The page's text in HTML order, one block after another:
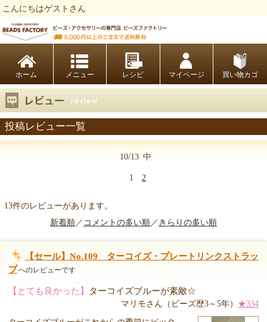
こんにちはゲストさん
ホーム レシピ マイページ 買い物カゴ
投稿レビュー一覧
10/13 中
1 2
13件のレビューがあります。
新着順／ コメントの多い順／ きらりの多い順
【セール】No.109 ターコイズ・プレートリンクストラッ
プへのレビューです
【とても良かった】 ターコイズブルーが素敵☆
マリモさん（ビーズ歴3～5年） ★334